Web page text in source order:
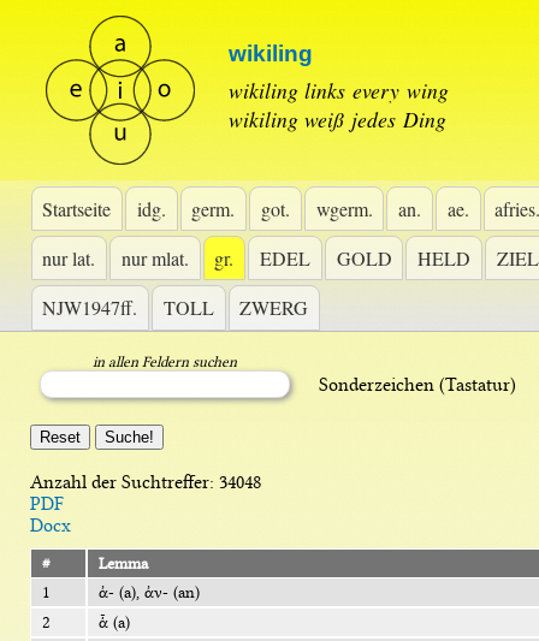
wikiling
wikiling links every wing
wikiling weiß jedes Ding
Startseite idg. germ. got. wgerm. an. ae.
nur lat.
nur mlat. gr. EDEL GOLD HELD
ZIEL
NJW1947ff.
TOLL ZWERG
in allen Feldern suchen
Sonderzeichen (Tastatur)
Anzahl der Suchtreffer: 34048
PDF
Docx
#
Lemma
1
ἀ- (a), ἀν- (an)
2
ἆ (a)